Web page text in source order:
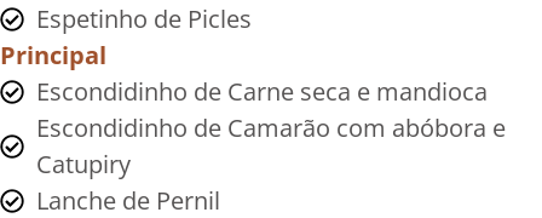
Espetinho de Picles
Principal
Escondidinho de Carne seca e mandioca
Escondidinho de Camarão com abóbora e
Catupiry
Lanche de Pernil